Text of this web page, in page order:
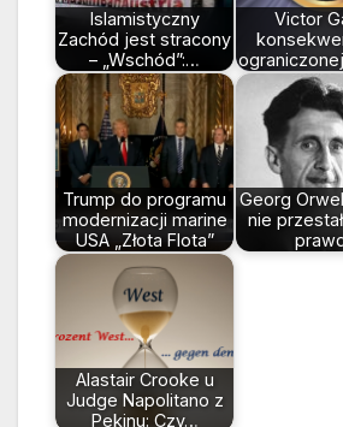
Islamistyczny
Zachód jest stracony
– „Wschód”:…
Victor
Trump do programu
modernizacji marine
USA „Złota Flota”
Georg
nie
Alastair Crooke u
Judge Napolitano z
Pekinu: Czy…